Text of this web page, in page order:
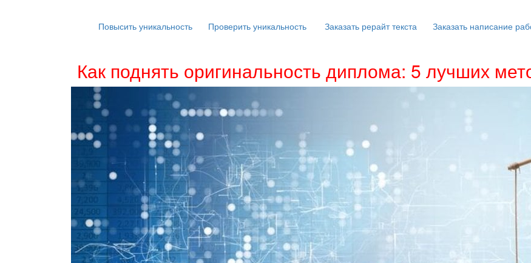
Повысить уникальность Проверить уникальность Заказать рерайт текста Заказать написание
Как поднять оригинальность диплома: 5 лучших